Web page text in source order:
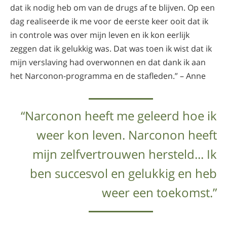
dat ik nodig heb om van de drugs af te blijven. Op een
dag realiseerde ik me voor de eerste keer ooit dat ik
in controle was over mijn leven en ik kon eerlijk
zeggen dat ik gelukkig was. Dat was toen ik wist dat ik
mijn verslaving had overwonnen en dat dank ik aan
het Narconon-programma en de stafleden.” – Anne
“Narconon heeft me geleerd hoe ik
weer kon leven. Narconon heeft
mijn zelfvertrouwen hersteld... Ik
ben succesvol en gelukkig en heb
weer een toekomst.”